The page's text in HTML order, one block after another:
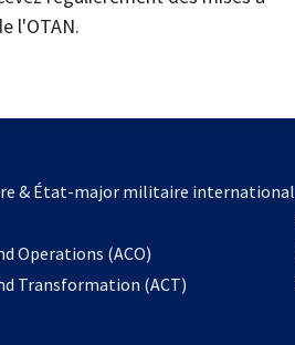
l'OTAN.
& État-major militaire international
Operations (ACO)
dans
Transformation (ACT)